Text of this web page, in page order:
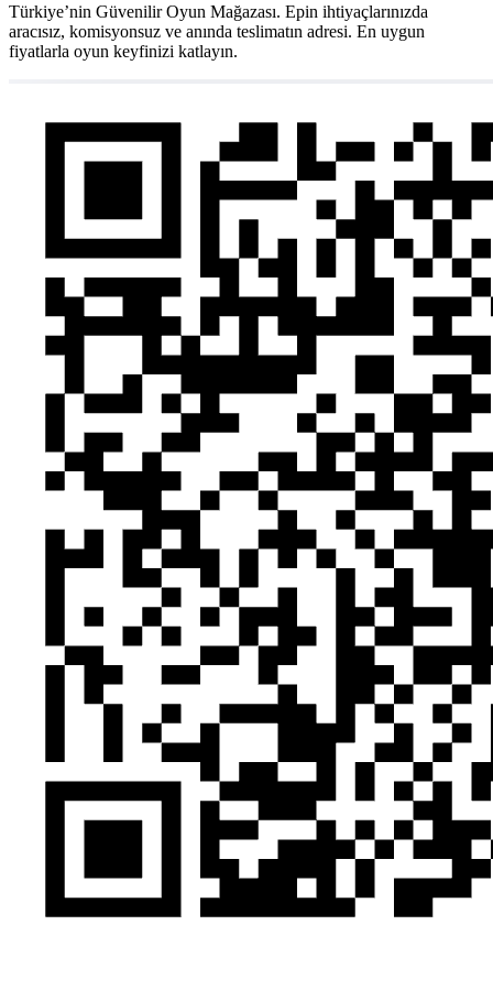
Türkiye’nin Güvenilir Oyun Mağazası. Epin ihtiyaçlarınızda
aracısız, komisyonsuz ve anında teslimatın adresi. En uygun
fiyatlarla oyun keyfinizi katlayın.